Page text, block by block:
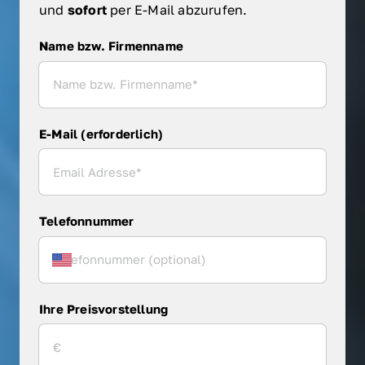
und sofort per E-Mail abzurufen.
Name bzw. Firmenname
Name bzw. Firmenname
E-Mail (erforderlich)
Telefonnummer
Ihre Preisvorstellung